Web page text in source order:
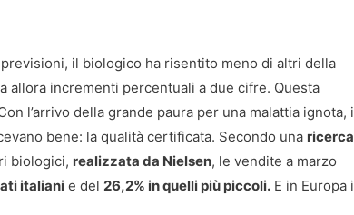
il biologico ha risentito meno di altri della
allora incrementi percentuali a due cifre. Questa
l’arrivo della grande paura per una malattia ignota, i
bene: la qualità certificata. Secondo una ricerca
biologici, realizzata da Nielsen, le vendite a marzo
italiani e del 26,2% in quelli più piccoli. E in Europa i